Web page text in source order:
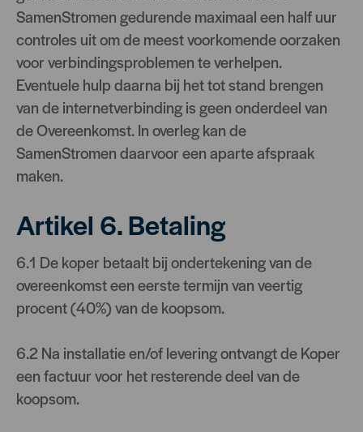
SamenStromen gedurende maximaal een half uur
controles uit om de meest voorkomende oorzaken
voor verbindingsproblemen te verhelpen.
Eventuele hulp daarna bij het tot stand brengen
van de internetverbinding is geen onderdeel van
de Overeenkomst. In overleg kan de
SamenStromen daarvoor een aparte afspraak
maken.
Artikel 6. Betaling
6.1 De koper betaalt bij ondertekening van de
overeenkomst een eerste termijn van veertig
procent (40%) van de koopsom.
6.2 Na installatie en/of levering ontvangt de Koper
een factuur voor het resterende deel van de
koopsom.